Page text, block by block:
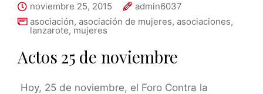
noviembre 25, 2015
admin6037
asociación, asociación de mujeres, asociaciones,
lanzarote, mujeres
Actos 25 de noviembre
Hoy, 25 de noviembre, el Foro Contra la